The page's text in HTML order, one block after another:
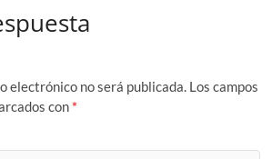
electrónico no será publicada. Los campos
con *